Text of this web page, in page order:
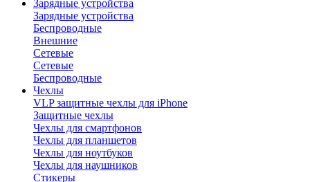
Зарядные устройства
Зарядные устройства
Беспроводные
Внешние
Сетевые
Сетевые
Беспроводные
Чехлы
VLP защитные чехлы для iPhone
Защитные чехлы
Чехлы для смартфонов
Чехлы для планшетов
Чехлы для ноутбуков
Чехлы для наушников
Стикеры